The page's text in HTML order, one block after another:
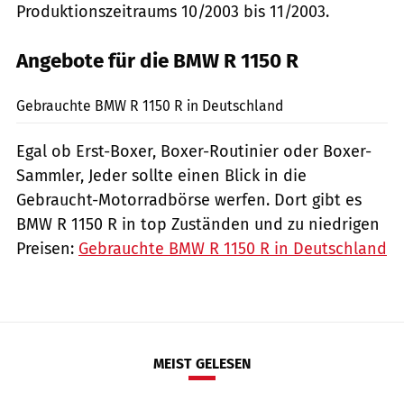
Produktionszeitraums 10/2003 bis 11/2003.
Angebote für die BMW R 1150 R
Gebrauchte BMW R 1150 R in Deutschland
Egal ob Erst-Boxer, Boxer-Routinier oder Boxer-
Sammler, Jeder sollte einen Blick in die
Gebraucht-Motorradbörse werfen. Dort gibt es
BMW R 1150 R in top Zuständen und zu niedrigen
Preisen: Gebrauchte BMW R 1150 R in Deutschland
MEIST GELESEN